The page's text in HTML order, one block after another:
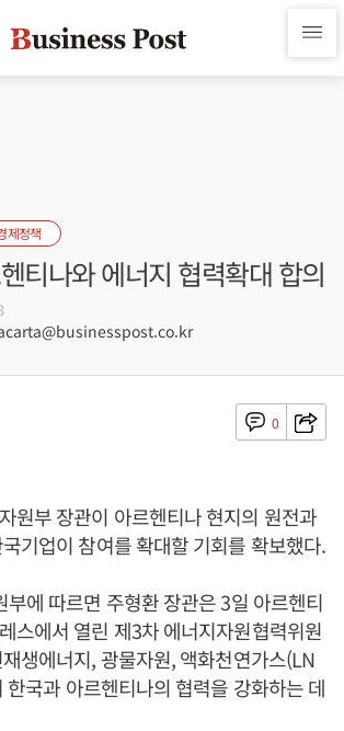
제정책
티나와 에너지 협력확대 합의
0
원부 장관이 아르헨티나 현지의 원전과
기업이 참여를 확대할 기회를 확보했다.
에 따르면 주형환 장관은 3일 아르헨티
스에서 열린 제3차 에너지자원협력위원
생에너지, 광물자원, 액화천연가스(LN
한국과 아르헨티나의 협력을 강화하는 데